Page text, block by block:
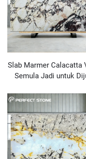
Slab Marmer Calacatta
Semula Jadi untuk